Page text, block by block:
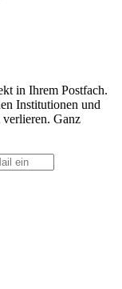
in Ihrem Postfach.
Institutionen und
Ganz